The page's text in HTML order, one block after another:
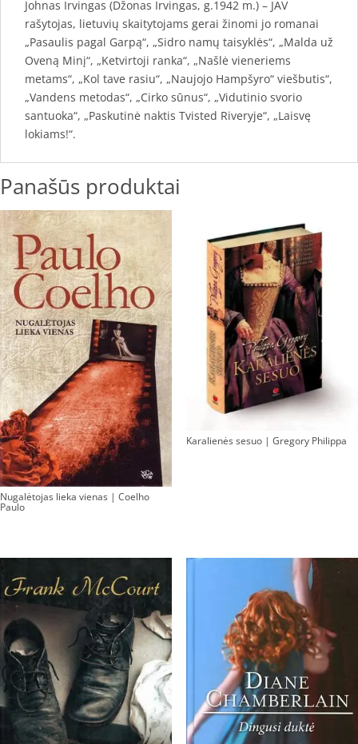
Johnas Irvingas (Džonas Irvingas, g.1942 m.) – JAV
rašytojas, lietuvių skaitytojams gerai žinomi jo romanai
„Pasaulis pagal Garpą“, „Sidro namų taisyklės“, „Malda už
Oveną Minį“, „Ketvirtoji ranka“, „Našlė vieneriems
metams“, „Kol tave rasiu“, „Naujojo Hampšyro“ viešbutis“,
„Vandens metodas“, „Cirko sūnus“, „Vidutinio svorio
santuoka“, „Paskutinė naktis Tvisted Riveryje“, „Laisvę
lokiams!“.
Panašūs produktai
Nugalėtojas lieka vienas | Coelho
Paulo
Karalienės sesuo | Gregory Philippa